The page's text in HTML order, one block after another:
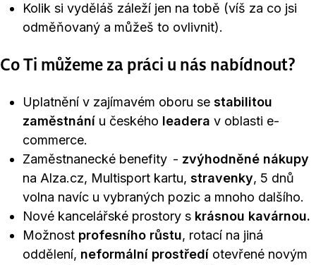
Kolik si vyděláš záleží jen na tobě (víš za co jsi
odměňovaný a můžeš to ovlivnit).
Co Ti můžeme za práci u nás nabídnout?
Uplatnění v zajímavém oboru se stabilitou
zaměstnání u českého leadera v oblasti e-
commerce.
Zaměstnanecké benefity - zvýhodněné nákupy
na Alza.cz, Multisport kartu, stravenky, 5 dnů
volna navíc u vybraných pozic a mnoho dalšího.
Nové kancelářské prostory s krásnou kavárnou.
Možnost profesního růstu, rotací na jiná
oddělení, neformální prostředí otevřené novým